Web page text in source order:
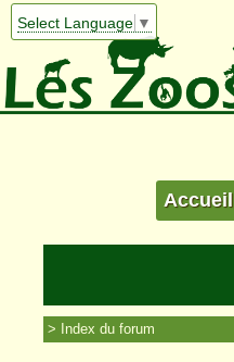
Select Language ▼
Accueil
Index du forum